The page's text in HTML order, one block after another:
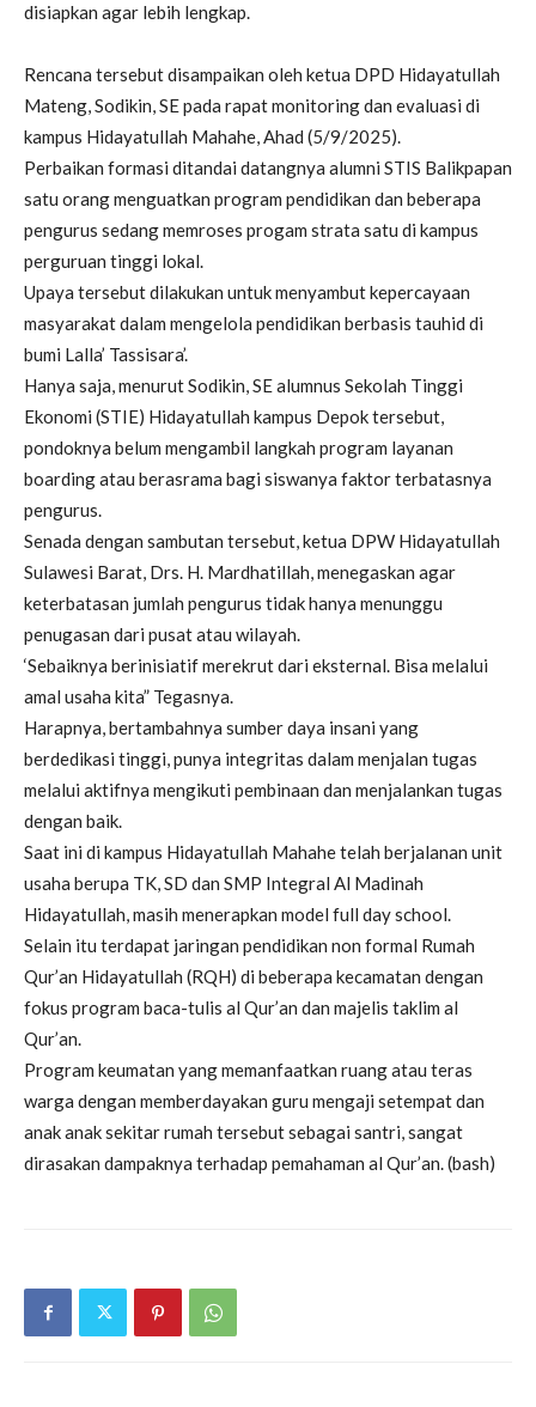
disiapkan agar lebih lengkap.
Rencana tersebut disampaikan oleh ketua DPD Hidayatullah
Mateng, Sodikin, SE pada rapat monitoring dan evaluasi di
kampus Hidayatullah Mahahe, Ahad (5/9/2025).
Perbaikan formasi ditandai datangnya alumni STIS Balikpapan
satu orang menguatkan program pendidikan dan beberapa
pengurus sedang memroses progam strata satu di kampus
perguruan tinggi lokal.
Upaya tersebut dilakukan untuk menyambut kepercayaan
masyarakat dalam mengelola pendidikan berbasis tauhid di
bumi Lalla’ Tassisara’.
Hanya saja, menurut Sodikin, SE alumnus Sekolah Tinggi
Ekonomi (STIE) Hidayatullah kampus Depok tersebut,
pondoknya belum mengambil langkah program layanan
boarding atau berasrama bagi siswanya faktor terbatasnya
pengurus.
Senada dengan sambutan tersebut, ketua DPW Hidayatullah
Sulawesi Barat, Drs. H. Mardhatillah, menegaskan agar
keterbatasan jumlah pengurus tidak hanya menunggu
penugasan dari pusat atau wilayah.
‘Sebaiknya berinisiatif merekrut dari eksternal. Bisa melalui
amal usaha kita” Tegasnya.
Harapnya, bertambahnya sumber daya insani yang
berdedikasi tinggi, punya integritas dalam menjalan tugas
melalui aktifnya mengikuti pembinaan dan menjalankan tugas
dengan baik.
Saat ini di kampus Hidayatullah Mahahe telah berjalanan unit
usaha berupa TK, SD dan SMP Integral Al Madinah
Hidayatullah, masih menerapkan model full day school.
Selain itu terdapat jaringan pendidikan non formal Rumah
Qur’an Hidayatullah (RQH) di beberapa kecamatan dengan
fokus program baca-tulis al Qur’an dan majelis taklim al
Qur’an.
Program keumatan yang memanfaatkan ruang atau teras
warga dengan memberdayakan guru mengaji setempat dan
anak anak sekitar rumah tersebut sebagai santri, sangat
dirasakan dampaknya terhadap pemahaman al Qur’an. (bash)